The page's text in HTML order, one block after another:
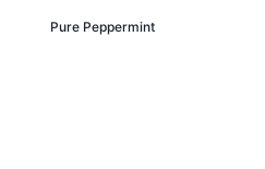
Pure Peppermint